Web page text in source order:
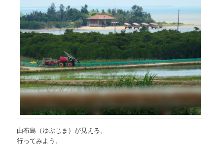
由布島（ゆぶじま）が見える。
行ってみよう。